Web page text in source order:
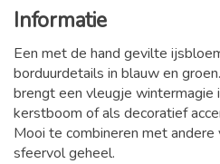
Informatie
Een met de hand gevilte
borduurdetails in blauw en
brengt een vleugje wintermagie
kerstboom of als decoratief
Mooi te combineren met
sfeervol geheel.